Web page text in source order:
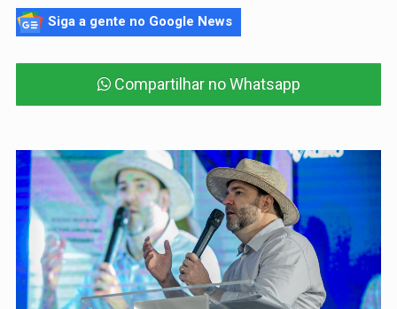
Siga a gente no Google News
Compartilhar no Whatsapp